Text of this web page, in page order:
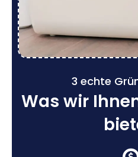
3 echte
Was wir